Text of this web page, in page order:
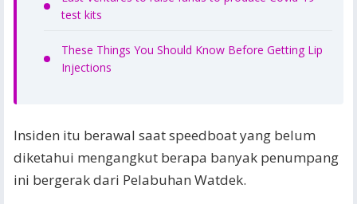
test kits
These Things You Should Know Before Getting Lip
Injections
Insiden itu berawal saat speedboat yang belum
diketahui mengangkut berapa banyak penumpang
ini bergerak dari Pelabuhan Watdek.